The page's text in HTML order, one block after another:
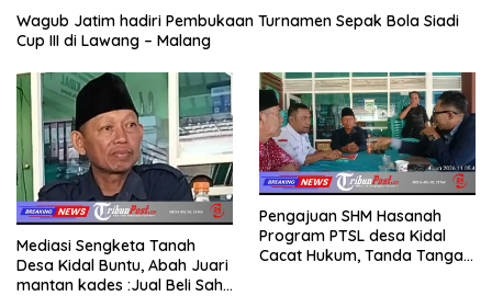
Wagub Jatim hadiri Pembukaan Turnamen Sepak Bola Siadi
Cup III di Lawang – Malang
Mediasi Sengketa Tanah
Desa Kidal Buntu, Abah Juari
mantan kades :Jual Beli Sah,
Pengajuan SHM Hasanah
Program PTSL desa Kidal
Cacat Hukum, Tanda Tangan